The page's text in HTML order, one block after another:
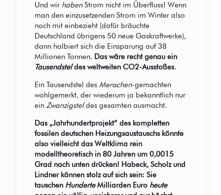
Und wir habenStrom nicht im Überfluss! Wenn
man den einzusetzenden Strom im Winter also
noch mit einbezieht (dafür bräuchte
Deutschland übrigens 50 neue Gaskraftwerke),
dann halbiert sich die Einsparung auf 38
Millionen Tonnen. Das wäre recht genau ein
Tausendsteldes weltweiten CO2-Ausstoßes.
Ein Tausendstel des Menschen-gemachten
wohlgemerkt, der wiederum ja bekanntlich nur
ein Zwanzigsteldes gesamten ausmacht.
Das „Jahrhundertprojekt“ des kompletten
fossilen deutschen Heizungsaustauschs könnte
also vielleicht das Weltklima rein
modelltheoretisch in 80 Jahren um 0,0015
Grad nach unten drücken! Habeck, Scholz und
Lindner können stolz auf sich sein: Sie
tauschen HunderteMilliarden Euro heute